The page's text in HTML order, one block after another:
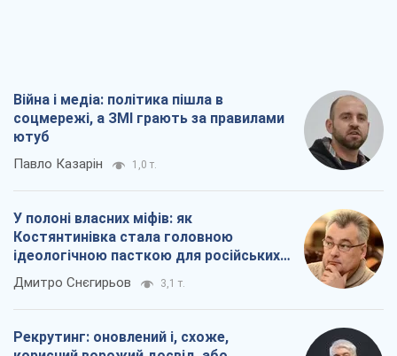
Війна і медіа: політика пішла в
соцмережі, а ЗМІ грають за правилами
ютуб
Павло Казарін 1,0 т.
У полоні власних міфів: як
Костянтинівка стала головною
ідеологічною пасткою для російських
окупантів
Дмитро Снєгирьов 3,1 т.
Рекрутинг: оновлений і, схоже,